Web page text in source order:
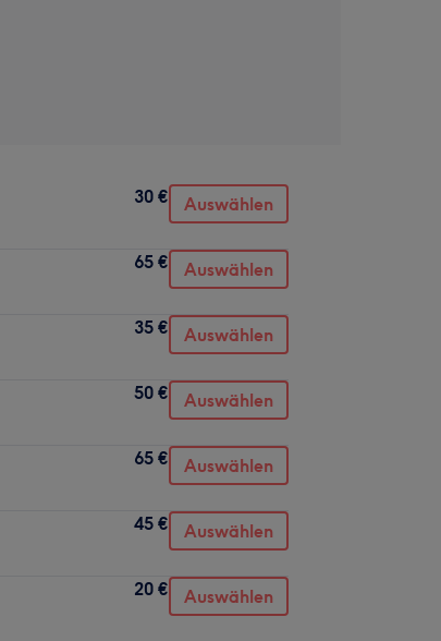
30 € Auswählen
65 € Auswählen
35 € Auswählen
50 € Auswählen
65 € Auswählen
45 € Auswählen
20 € Auswählen